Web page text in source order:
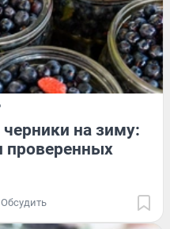
на зиму:
проверенных
Обсудить